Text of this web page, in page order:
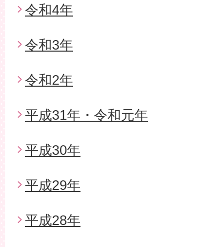
令和4年
令和3年
令和2年
平成31年・令和元年
平成30年
平成29年
平成28年